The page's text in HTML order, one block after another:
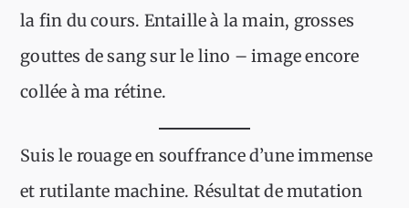
la fin du cours. Entaille à la main, grosses
gouttes de sang sur le lino – image encore
collée à ma rétine.
Suis le rouage en souffrance d’une immense
et rutilante machine. Résultat de mutation